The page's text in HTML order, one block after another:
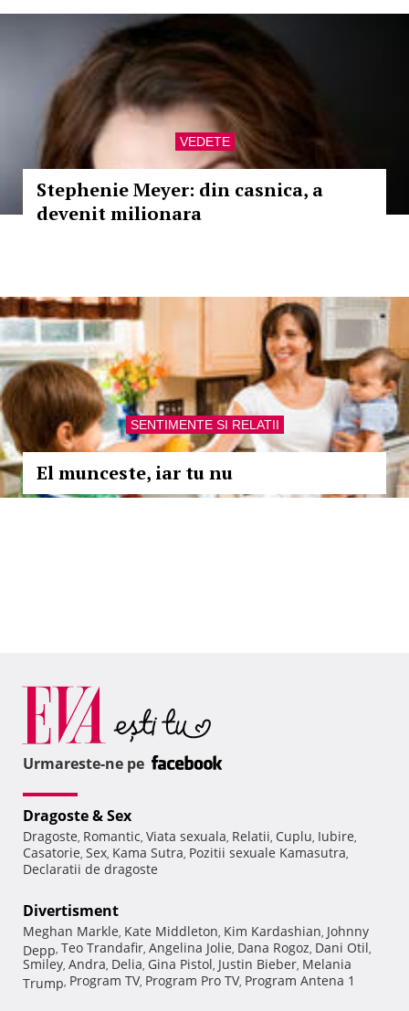
VEDETE
Stephenie Meyer: din casnica, a
devenit milionara
SENTIMENTE SI RELATII
El munceste, iar tu nu
Urmareste-ne pe
Dragoste & Sex
Dragoste, Romantic, Viata sexuala, Relatii, Cuplu, Iubire,
Casatorie, Sex, Kama Sutra, Pozitii sexuale Kamasutra,
Declaratii de dragoste
Divertisment
Meghan Markle, Kate Middleton, Kim Kardashian, Johnny
Depp, Teo Trandafir, Angelina Jolie, Dana Rogoz, Dani Otil,
Smiley, Andra, Delia, Gina Pistol, Justin Bieber, Melania
Trump, Program TV, Program Pro TV, Program Antena 1